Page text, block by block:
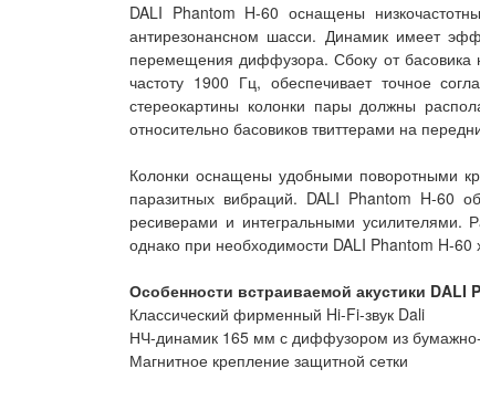
DALI Phantom H-60 оснащены
антирезонансном шасси. Динамик имеет
перемещения диффузора. Сбоку от
частоту 1900 Гц, обеспечивает точное
стереокартины колонки пары должны
относительно басовиков твиттерами на
Колонки оснащены удобными поворотными
паразитных вибраций. DALI Phantom H-60
ресиверами и интегральными усилителями.
однако при необходимости DALI Phantom H-
Особенности встраиваемой акустики DALI
Классический фирменный Hi-Fi-звук Dali
НЧ-динамик 165 мм с диффузором из
Магнитное крепление защитной сетки